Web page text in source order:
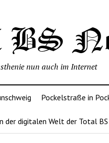
nun auch im Internet
Pockelstraße in
der digitalen Welt der Total